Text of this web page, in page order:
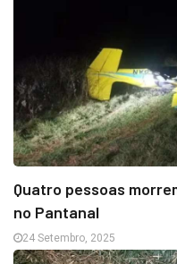
Quatro pessoas
no Pantanal
24 Setembro, 2025